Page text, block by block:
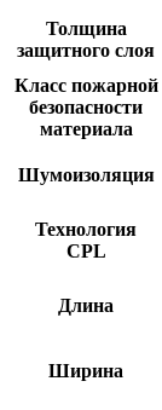
Толщина
защитного слоя
Класс пожарной
безопасности
материала
Шумоизоляция
Технология
CPL
Длина
Ширина